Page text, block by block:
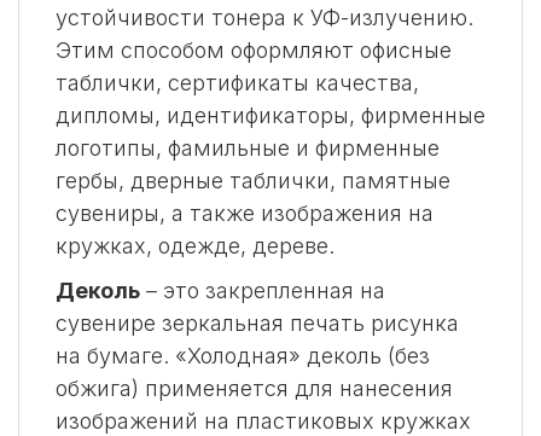
устойчивости тонера к УФ-излучению.
Этим способом оформляют офисные
таблички, сертификаты качества,
дипломы, идентификаторы, фирменные
логотипы, фамильные и фирменные
гербы, дверные таблички, памятные
сувениры, а также изображения на
кружках, одежде, дереве.
Деколь – это закрепленная на
сувенире зеркальная печать рисунка
на бумаге. «Холодная» деколь (без
обжига) применяется для нанесения
изображений на пластиковых кружках